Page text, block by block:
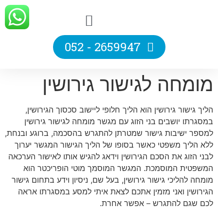
2659947 - 052
מומחה לגישור גירושין
הליך גישור גירושין הוא הליך חלופי ליישוב סכסוך הגירושין,
במסגרתו יושבים בני הזוג עם מגשר מומחה לגישור גירושין
למספר ישיבות גישור שמטרתן להתגרש בהסכמה, ברוגע ובנחת,
ללא הליך משפטי כאשר בסופו של הליך הגישור המגשר יערוך
לבני הזוג את הסכם הגירושין וידאג להגיש אותו לאישור הערכאה
המשפטית המוסמכת. המגשר המוסמך מוטי הופריכטר הוא
מומחה להליכי גישור גירושין, בעל שם, ניסיון וידע בתחום גישור
הגירושין ואני מזמין אתכם לצאת איתי למסע במסגרתו אראה
לכם שגם להתגרש – אפשר אחרת.